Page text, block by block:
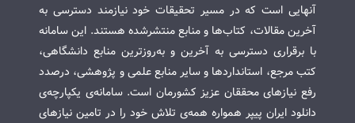
آنهایی است که در مسیر تحقیقات خود نیازمند دسترسی به
آخرین مقالات، کتاب‌ها و منابع منتشرشده هستند. این سامانه
با برقراری دسترسی به آخرین و به‌روزترین منابع دانشگاهی،
کتب مرجع، استانداردها و سایر منابع علمی و پژوهشی، درصدد
رفع نیازهای محققان عزیز کشورمان است. سامانه‌ی یکپارچه‌ی
دانلود ایران پیپر همواره همه‌ی تلاش خود را در تامین نیازهای